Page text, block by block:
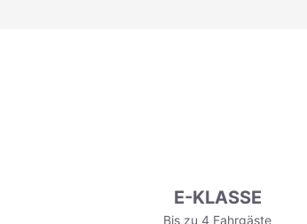
E-KLASSE
Bis zu 4 Fahrgäste